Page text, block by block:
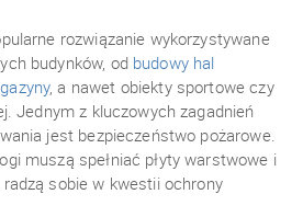
rozwiązanie wykorzystywane
budynków, od budowy hal
, a nawet obiekty sportowe czy
Jednym z kluczowych zagadnień
jest bezpieczeństwo pożarowe.
muszą spełniać płyty warstwowe i
radzą sobie w kwestii ochrony